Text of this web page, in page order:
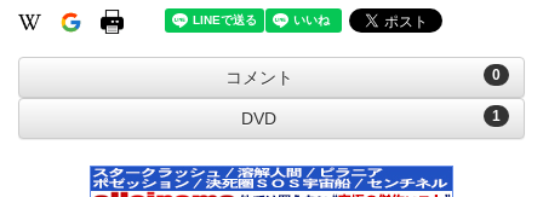
0
コメント
1
DVD